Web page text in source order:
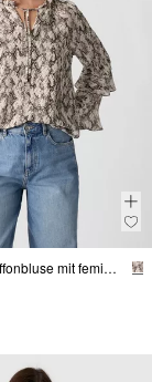
Bedruckte Chiffonbluse mit femininen Volants